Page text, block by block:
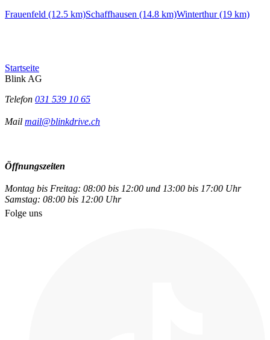
Frauenfeld (12.5 km)Schaffhausen (14.8 km)Winterthur (19 km)
Startseite
Blink AG
Telefon 031 539 10 65
Mail mail@blinkdrive.ch
Öffnungszeiten
Montag bis Freitag: 08:00 bis 12:00 und 13:00 bis 17:00 Uhr
Samstag: 08:00 bis 12:00 Uhr
Folge uns